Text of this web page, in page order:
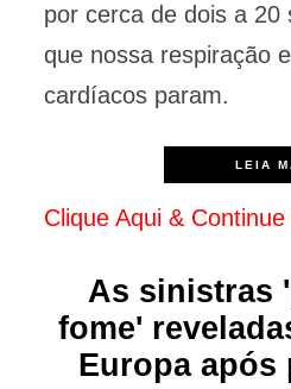
por cerca de dois a 20
que nossa respiração
cardíacos param.
LEIA
Clique Aqui &
As sinistras
fome'
Europa após